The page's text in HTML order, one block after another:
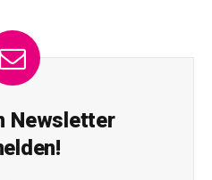
Newsletter